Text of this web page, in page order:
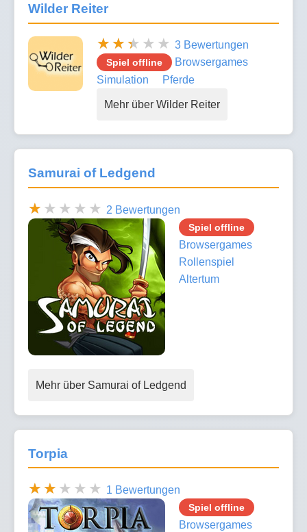
Wilder Reiter
3 Bewertungen
Spiel offline
Browsergames
Simulation
Pferde
Mehr über Wilder Reiter
Samurai of Ledgend
2 Bewertungen
Spiel offline
Browsergames
Rollenspiel
Altertum
Mehr über Samurai of Ledgend
Torpia
1 Bewertungen
Spiel offline
Browsergames